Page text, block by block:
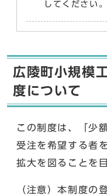
してください。
広陵町小規模
度について
この制度は、「少
受注を希望する者
拡大を図ることを
（注意）本制度の